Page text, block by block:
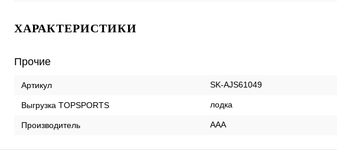
ХАРАКТЕРИСТИКИ
Прочие
Артикул SK-AJS61049
Выгрузка TOPSPORTS лодка
Производитель AAA